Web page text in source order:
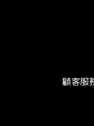
顧客服